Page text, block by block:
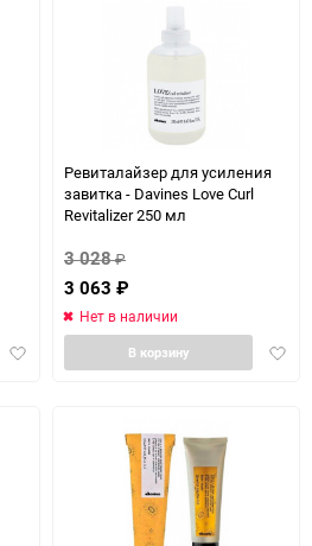
Добавить
Ревиталайзер для усиления
завитка - Davines Love Curl
Revitalizer 250 мл
3 028₽
3 063 ₽
Нет в наличии
В корзину